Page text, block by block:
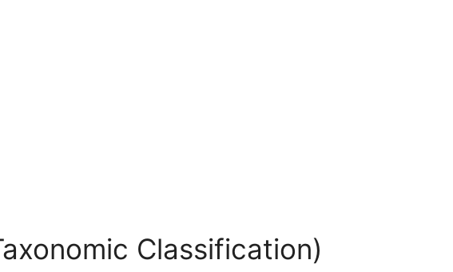
(Taxonomic Classification)